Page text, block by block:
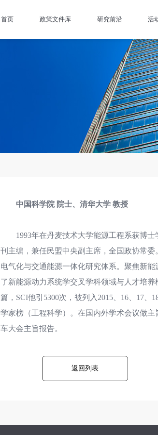
首页 政策文件库 研究前沿 活
中国科学院 院士、清华大学 教授
1993年在丹麦技术大学能源工程系获博士
刊主编，兼任民盟中央副主席，全国政协常
电气化与交通能源一体化研究体系。聚焦新
了新能源动力系统学交叉学科领域与人才培
篇，SCI他引5300次，被列入2015、16、17
学家榜（工程科学）。在国内外学术会议做
车大会主旨报告。
返回列表